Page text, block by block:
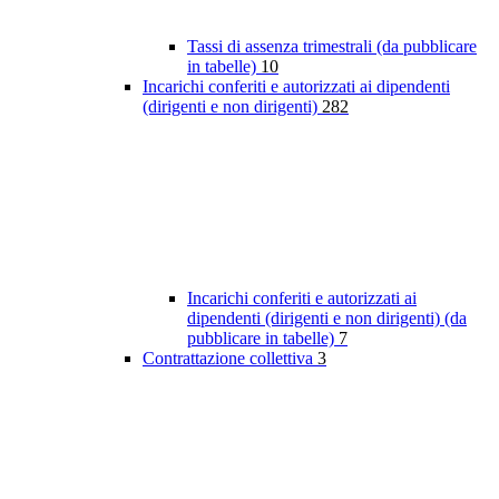
Tassi di assenza trimestrali (da pubblicare
in tabelle) 10
Incarichi conferiti e autorizzati ai dipendenti
(dirigenti e non dirigenti) 282
Incarichi conferiti e autorizzati ai
dipendenti (dirigenti e non dirigenti) (da
pubblicare in tabelle) 7
Contrattazione collettiva 3